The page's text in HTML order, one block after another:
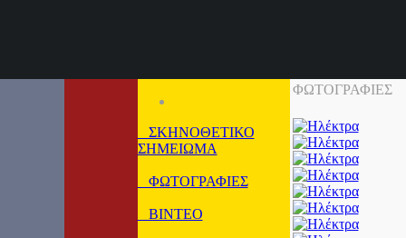
ΣΚΗΝΟΘΕΤΙΚΟ
ΣΗΜΕΙΩΜΑ
ΦΩΤΟΓΡΑΦΙΕΣ
ΒΙΝΤΕΟ
ΦΩΤΟΓΡΑΦΙΕΣ